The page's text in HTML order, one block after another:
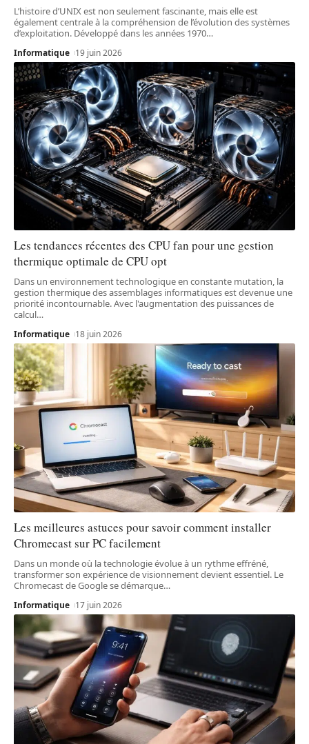
L’histoire d’UNIX est non seulement fascinante, mais elle est
également centrale à la compréhension de l’évolution des systèmes
d’exploitation. Développé dans les années 1970…
Informatique 19 juin 2026
Les tendances récentes des CPU fan pour une gestion
thermique optimale de CPU opt
Dans un environnement technologique en constante mutation, la
gestion thermique des assemblages informatiques est devenue une
priorité incontournable. Avec l'augmentation des puissances de
calcul…
Informatique 18 juin 2026
Les meilleures astuces pour savoir comment installer
Chromecast sur PC facilement
Dans un monde où la technologie évolue à un rythme effréné,
transformer son expérience de visionnement devient essentiel. Le
Chromecast de Google se démarque…
Informatique 17 juin 2026